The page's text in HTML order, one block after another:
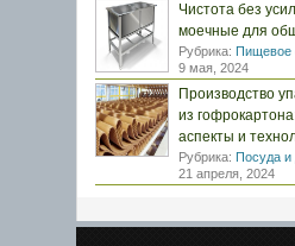
Чистота без
моечные для
Рубрика: Пищевое
9 мая, 2024
Производство
из
аспекты и
Рубрика: Посуда и
21 апреля, 2024